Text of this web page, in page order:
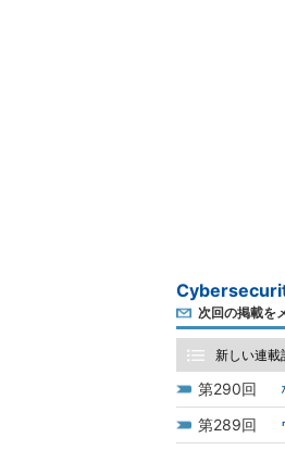
次回の掲載を
新しい連載
290
289